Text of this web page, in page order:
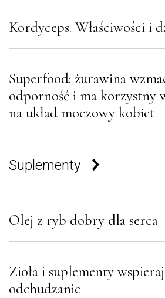
Kordyceps. Właściwości i
Superfood: żurawina
odporność i ma korzystny
na układ moczowy kobiet
Suplementy
Olej z ryb dobry dla serca
Zioła i suplementy
odchudzanie